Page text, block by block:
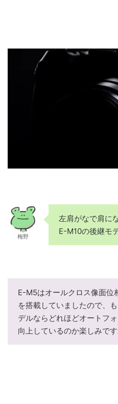
梅野
左肩がなで肩に
E-M10の後継モ
E-M5はオールクロス像面位
を搭載していましたので、
デルならどれほどオートフ
向上しているのか楽しみです